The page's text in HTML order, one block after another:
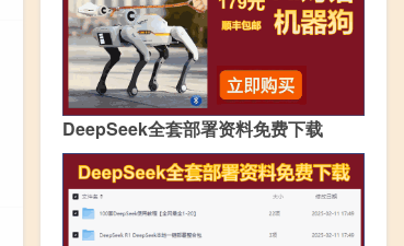
DeepSeek全套部署资料免费下载